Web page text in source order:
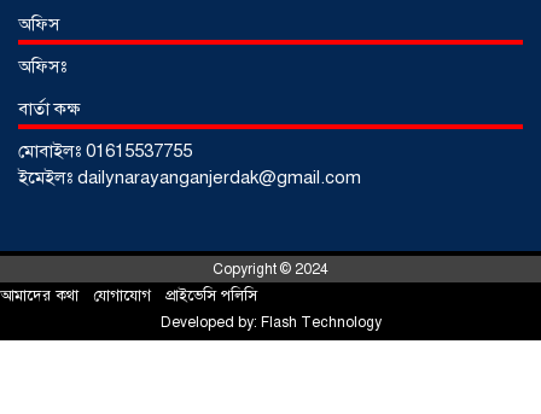
শর্টগান
০৩ আগস্ট ২০২৬
অফিস
অফিসঃ
বার্তা কক্ষ
মোবাইলঃ 01615537755
ইমেইলঃ dailynarayanganjerdak@gmail.com
Copyright © 2024
আমাদের কথা যোগাযোগ প্রাইভেসি পলিসি
Developed by: Flash Technology